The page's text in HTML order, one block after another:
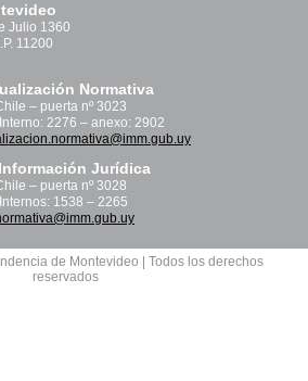
Julio 1360
11200
Normativa
– puerta nº 3023
2276 – anexo: 2902
Jurídica
– puerta nº 3028
1538 – 2265
de Montevideo | Todos los derechos
reservados